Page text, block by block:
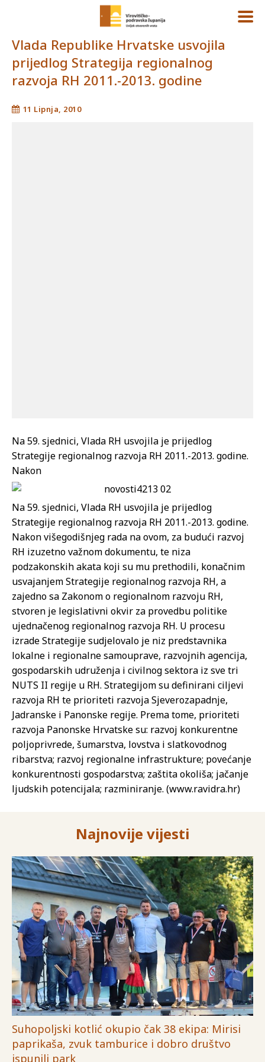
Vlada Republike Hrvatske usvojila
prijedlog Strategija regionalnog
razvoja RH 2011.-2013. godine
11 Lipnja, 2010
Na 59. sjednici, Vlada RH usvojila je prijedlog
Strategije regionalnog razvoja RH 2011.-2013. godine.
Nakon
Na 59. sjednici, Vlada RH usvojila je prijedlog
Strategije regionalnog razvoja RH 2011.-2013. godine.
Nakon višegodišnjeg rada na ovom, za budući razvoj
RH izuzetno važnom dokumentu, te niza
podzakonskih akata koji su mu prethodili, konačnim
usvajanjem Strategije regionalnog razvoja RH, a
zajedno sa Zakonom o regionalnom razvoju RH,
stvoren je legislativni okvir za provedbu politike
ujednačenog regionalnog razvoja RH. U procesu
izrade Strategije sudjelovalo je niz predstavnika
lokalne i regionalne samouprave, razvojnih agencija,
gospodarskih udruženja i civilnog sektora iz sve tri
NUTS II regije u RH. Strategijom su definirani ciljevi
razvoja RH te prioriteti razvoja Sjeverozapadnje,
Jadranske i Panonske regije. Prema tome, prioriteti
razvoja Panonske Hrvatske su: razvoj konkurentne
poljoprivrede, šumarstva, lovstva i slatkovodnog
ribarstva; razvoj regionalne infrastrukture; povećanje
konkurentnosti gospodarstva; zaštita okoliša; jačanje
ljudskih potencijala; razminiranje. (www.ravidra.hr)
Najnovije vijesti
Suhopoljski kotlić okupio čak 38 ekipa: Mirisi
paprikaša, zvuk tamburice i dobro društvo
ispunili park